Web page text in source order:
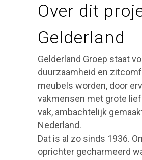
Over dit
Gelderland
Gelderland Groep staat
duurzaamheid en
meubels worden, door
vakmensen met grote
vak, ambachtelijk
Nederland.
Dat is al zo sinds 1936.
oprichter gecharmeerd